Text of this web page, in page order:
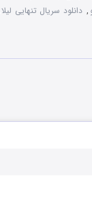
, دانلود سریال تنهایی لیلا